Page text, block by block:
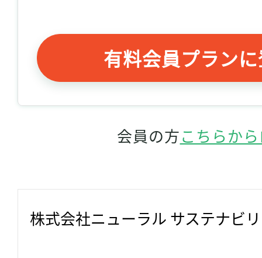
有料会員プラン
会員の方こちらか
株式会社ニューラル サステナビ